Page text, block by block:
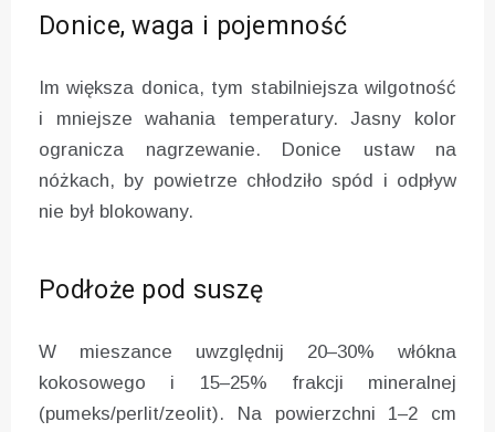
Donice, waga i pojemność
Im większa donica, tym stabilniejsza wilgotność
i mniejsze wahania temperatury. Jasny kolor
ogranicza nagrzewanie. Donice ustaw na
nóżkach, by powietrze chłodziło spód i odpływ
nie był blokowany.
Podłoże pod suszę
W mieszance uwzględnij 20–30% włókna
kokosowego i 15–25% frakcji mineralnej
(pumeks/perlit/zeolit). Na powierzchni 1–2 cm